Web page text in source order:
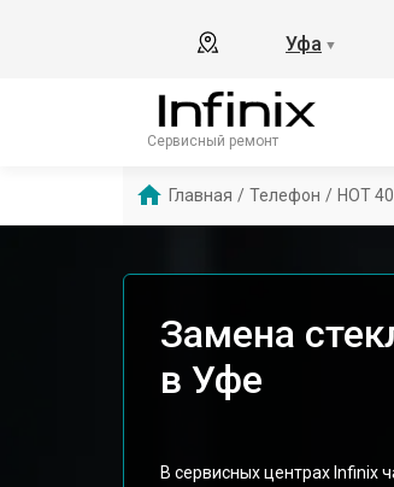
Уфа ▼
Сервисный ремонт
Главная / Телефон / HOT 40
Замена
в Уфе
В сервисных центрах Infinix